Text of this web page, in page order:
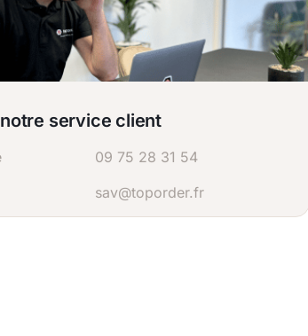
service client
09 75 28 31 54
sav@toporder.fr